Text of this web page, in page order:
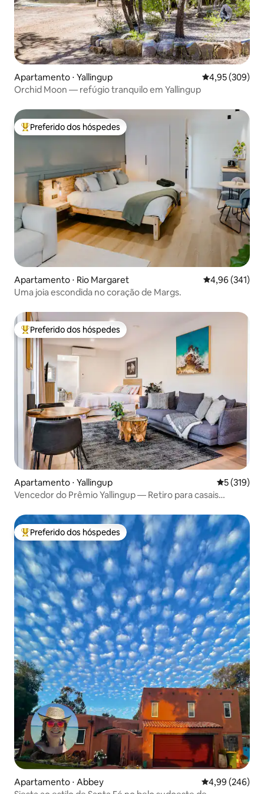
Apartamento ⋅ Yallingup 4,95 de uma
4,95 (309)
Orchid Moon — refúgio tranquilo em Yallingup
Entre os melhores preferidos dos hóspedes
Preferido dos hóspedes
Apartamento ⋅ Rio Margaret 4,96 de uma
4,96 (341)
Uma joia escondida no coração de Margs.
Entre os melhores preferidos dos hóspedes
Preferido dos hóspedes
Apartamento ⋅ Yallingup 5 de uma
5 (319)
Vencedor do Prêmio Yallingup — Retiro para casais
Entre os melhores preferidos dos hóspedes
Preferido dos hóspedes
Apartamento ⋅ Abbey 4,99 de uma
4,99 (246)